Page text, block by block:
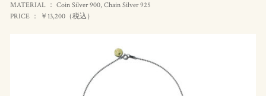
MATERIAL ： Coin Silver 900, Chain Silver 925
PRICE ： ￥13,200（税込 ）